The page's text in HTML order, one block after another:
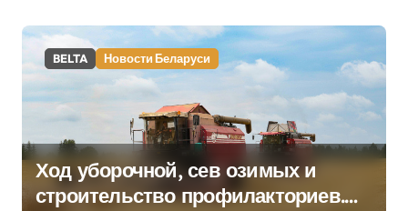
BELTA Новости Беларуси
Ход уборочной, сев озимых и
строительство профилакториев.